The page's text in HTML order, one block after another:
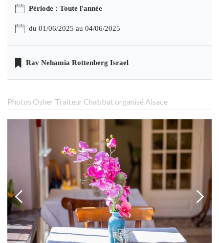
Période : Toute l'année
du 01/06/2025 au 04/06/2025
Rav Nehamia Rottenberg Israel
Photos Osher Traiteur Chabbat organisé Alsace